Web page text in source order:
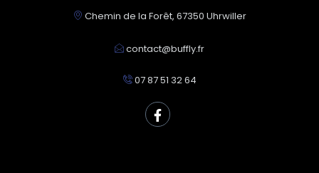
Chemin de la Forêt, 67350 Uhrwiller
contact@buffly.fr
07 87 51 32 64